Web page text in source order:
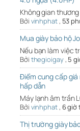
Không gian
Bởi vinhphat, 53
Mua giày bảo hộ
Nếu bạn làm việc
Bởi thegioigay, 5
Điểm cung cấp giá
hấp dẫn
Máy lạnh âm trần
Bởi vinhphat, 6 giờ
Thị trường giày